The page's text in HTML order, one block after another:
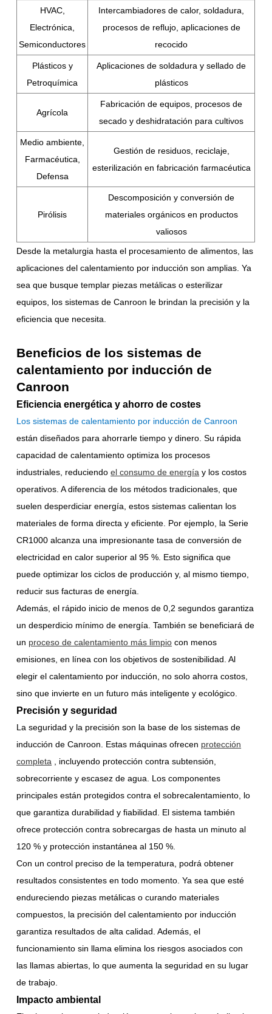
HVAC,
Electrónica,
Semiconductores
Intercambiadores de calor, soldadura,
procesos de reflujo, aplicaciones de
recocido
Plásticos y
Petroquímica
Aplicaciones de soldadura y sellado de
plásticos
Agrícola
Fabricación de equipos, procesos de
secado y deshidratación para cultivos
Medio ambiente,
Farmacéutica,
Defensa
Gestión de residuos, reciclaje,
esterilización en fabricación farmacéutica
Pirólisis
Descomposición y conversión de
materiales orgánicos en productos
valiosos
Desde la metalurgia hasta el procesamiento de alimentos, las
aplicaciones del calentamiento por inducción son amplias. Ya
sea que busque templar piezas metálicas o esterilizar
equipos, los sistemas de Canroon le brindan la precisión y la
eficiencia que necesita.
Beneficios de los sistemas de
calentamiento por inducción de
Canroon
Eficiencia energética y ahorro de costes
Los sistemas de calentamiento por inducción de Canroon
están diseñados para ahorrarle tiempo y dinero. Su rápida
capacidad de calentamiento optimiza los procesos
industriales, reduciendo el consumo de energía y los costos
operativos. A diferencia de los métodos tradicionales, que
suelen desperdiciar energía, estos sistemas calientan los
materiales de forma directa y eficiente. Por ejemplo, la Serie
CR1000 alcanza una impresionante tasa de conversión de
electricidad en calor superior al 95 %. Esto significa que
puede optimizar los ciclos de producción y, al mismo tiempo,
reducir sus facturas de energía.
Además, el rápido inicio de menos de 0,2 segundos garantiza
un desperdicio mínimo de energía. También se beneficiará de
un proceso de calentamiento más limpio con menos
emisiones, en línea con los objetivos de sostenibilidad. Al
elegir el calentamiento por inducción, no solo ahorra costos,
sino que invierte en un futuro más inteligente y ecológico.
Precisión y seguridad
La seguridad y la precisión son la base de los sistemas de
inducción de Canroon. Estas máquinas ofrecen protección
completa , incluyendo protección contra subtensión,
sobrecorriente y escasez de agua. Los componentes
principales están protegidos contra el sobrecalentamiento, lo
que garantiza durabilidad y fiabilidad. El sistema también
ofrece protección contra sobrecargas de hasta un minuto al
120 % y protección instantánea al 150 %.
Con un control preciso de la temperatura, podrá obtener
resultados consistentes en todo momento. Ya sea que esté
endureciendo piezas metálicas o curando materiales
compuestos, la precisión del calentamiento por inducción
garantiza resultados de alta calidad. Además, el
funcionamiento sin llama elimina los riesgos asociados con
las llamas abiertas, lo que aumenta la seguridad en su lugar
de trabajo.
Impacto ambiental